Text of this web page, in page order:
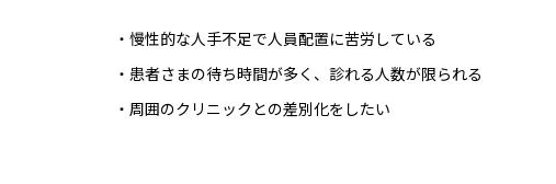
・慢性的な人手不足で人員配置に苦労している
・患者さまの待ち時間が多く、診れる人数が限られる
・周囲のクリニックとの差別化をしたい